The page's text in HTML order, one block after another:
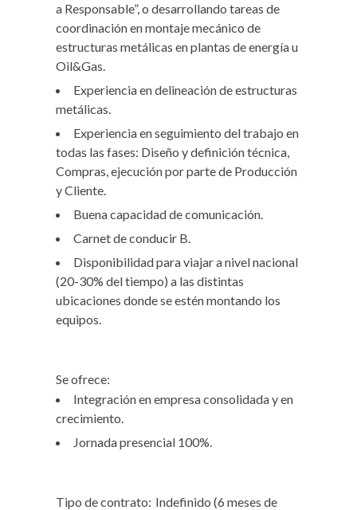
a Responsable”, o desarrollando tareas de
coordinación en montaje mecánico de
estructuras metálicas en plantas de energía u
Oil&Gas.
Experiencia en delineación de estructuras
metálicas.
Experiencia en seguimiento del trabajo en
todas las fases: Diseño y definición técnica,
Compras, ejecución por parte de Producción
y Cliente.
Buena capacidad de comunicación.
Carnet de conducir B.
Disponibilidad para viajar a nivel nacional
(20-30% del tiempo) a las distintas
ubicaciones donde se estén montando los
equipos.
Se ofrece:
Integración en empresa consolidada y en
crecimiento.
Jornada presencial 100%.
Tipo de contrato: Indefinido (6 meses de